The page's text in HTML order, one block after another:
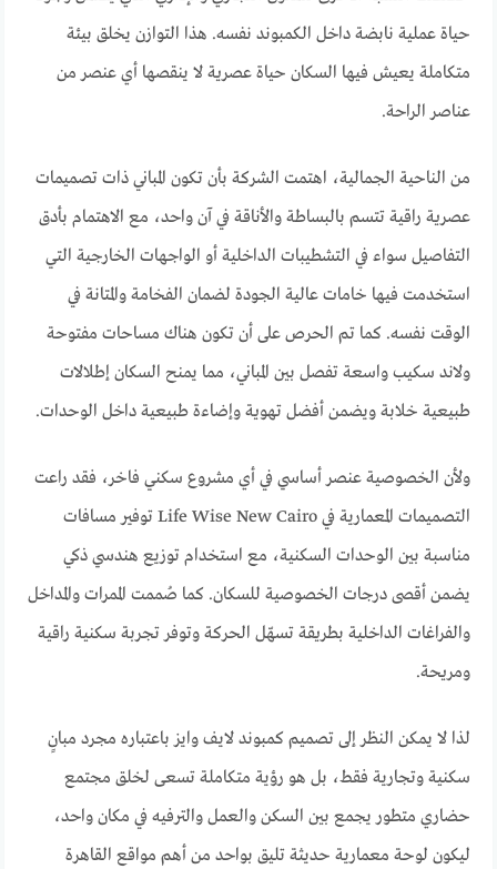
حياة عملية نابضة داخل الكمبوند نفسه. هذا التوازن يخلق بيئة
متكاملة يعيش فيها السكان حياة عصرية لا ينقصها أي عنصر من
عناصر الراحة.
من الناحية الجمالية، اهتمت الشركة بأن تكون المباني ذات تصميمات
عصرية راقية تتسم بالبساطة والأناقة في آن واحد، مع الاهتمام بأدق
التفاصيل سواء في التشطيبات الداخلية أو الواجهات الخارجية التي
استخدمت فيها خامات عالية الجودة لضمان الفخامة والمتانة في
الوقت نفسه. كما تم الحرص على أن تكون هناك مساحات مفتوحة
ولاند سكيب واسعة تفصل بين المباني، مما يمنح السكان إطلالات
طبيعية خلابة ويضمن أفضل تهوية وإضاءة طبيعية داخل الوحدات.
ولأن الخصوصية عنصر أساسي في أي مشروع سكني فاخر، فقد راعت
التصميمات المعمارية في Life Wise New Cairo توفير مسافات
مناسبة بين الوحدات السكنية، مع استخدام توزيع هندسي ذكي
يضمن أقصى درجات الخصوصية للسكان. كما صُممت الممرات والمداخل
والفراغات الداخلية بطريقة تسهّل الحركة وتوفر تجربة سكنية راقية
ومريحة.
لذا لا يمكن النظر إلى تصميم كمبوند لايف وايز باعتباره مجرد مبانٍ
سكنية وتجارية فقط، بل هو رؤية متكاملة تسعى لخلق مجتمع
حضاري متطور يجمع بين السكن والعمل والترفيه في مكان واحد،
ليكون لوحة معمارية حديثة تليق بواحد من أهم مواقع القاهرة